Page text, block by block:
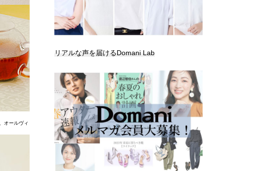
オールヴィ
リアルな声を届けるDomani Lab